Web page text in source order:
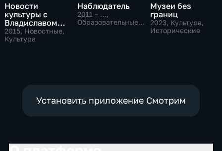
Новости
культуры с
Владиславом
Флярковским
2015, Новостные,
Культура
Наблюдатель
2011 – …,
Образовательные,
Музеи без
границ
2023, Культура,
Исторические
Установить приложение Смотрим